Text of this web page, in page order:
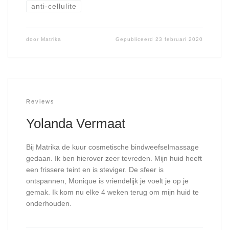
anti-cellulite
door Matrika Gepubliceerd23 februari 2020
Reviews
Yolanda Vermaat
Bij Matrika de kuur cosmetische bindweefselmassage
gedaan. Ik ben hierover zeer tevreden. Mijn huid heeft
een frissere teint en is steviger. De sfeer is
ontspannen, Monique is vriendelijk je voelt je op je
gemak. Ik kom nu elke 4 weken terug om mijn huid te
onderhouden.